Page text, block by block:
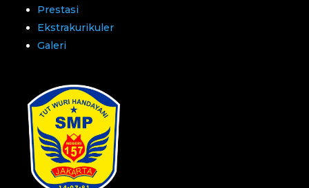
Prestasi
Ekstrakurikuler
Galeri